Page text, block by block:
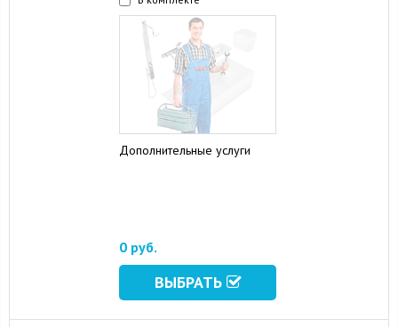
Дополнительные услуги
0 руб.
ВЫБРАТЬ